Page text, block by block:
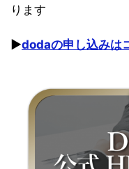
ります
▶︎dodaの申し込みは